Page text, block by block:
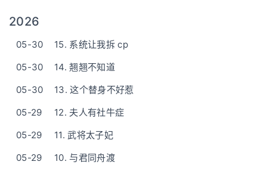
2026
05-30
15. 系统让我拆 cp
05-30
14. 翘翘不知道
05-30
13. 这个替身不好惹
05-29
12. 夫人有社牛症
05-29
11. 武将太子妃
05-29
10. 与君同舟渡